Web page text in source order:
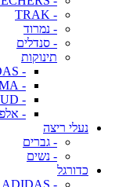
- TRAK
- נמרוד
- סנדלים
תינוקות
- ADIDAS
- CARIUMA
- ON CLOUD
-
נעלי ריצה
- גברים
- נשים
כדורגל
- ADIDAS